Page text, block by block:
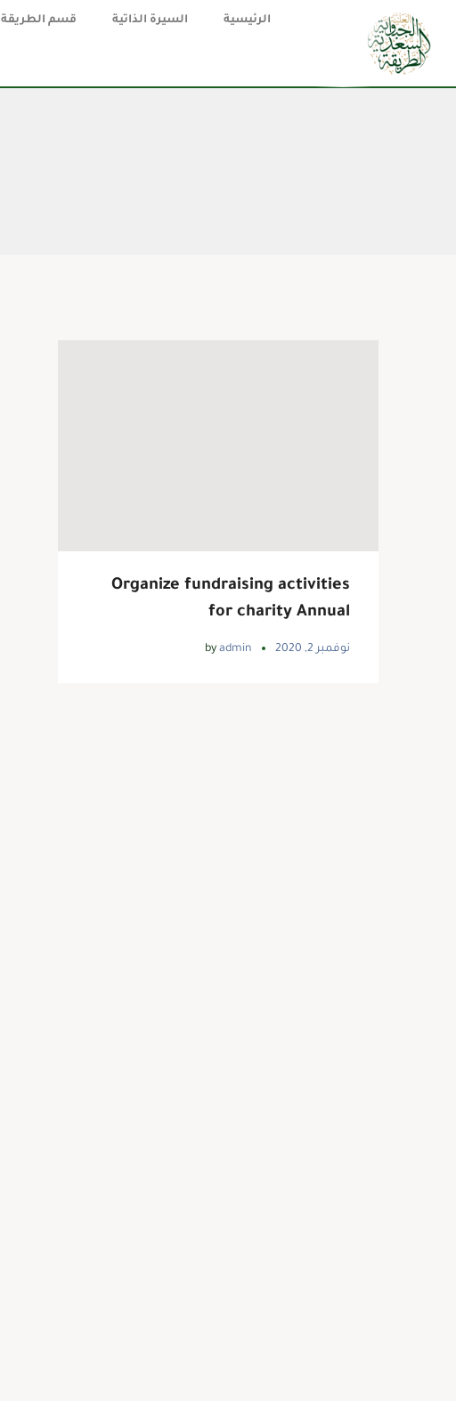
الرئيسية السيرة الذاتية قسم الطريقة
Organize fundraising activities
for charity Annual
نوفمبر 2, 2020 by admin